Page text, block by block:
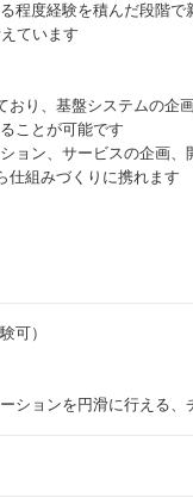
程度経験を積んだ段階
ています
り、基盤システムの企
ことが可能です
ョン、サービスの企画、
仕組みづくりに携れます
可）
ションを円滑に行える